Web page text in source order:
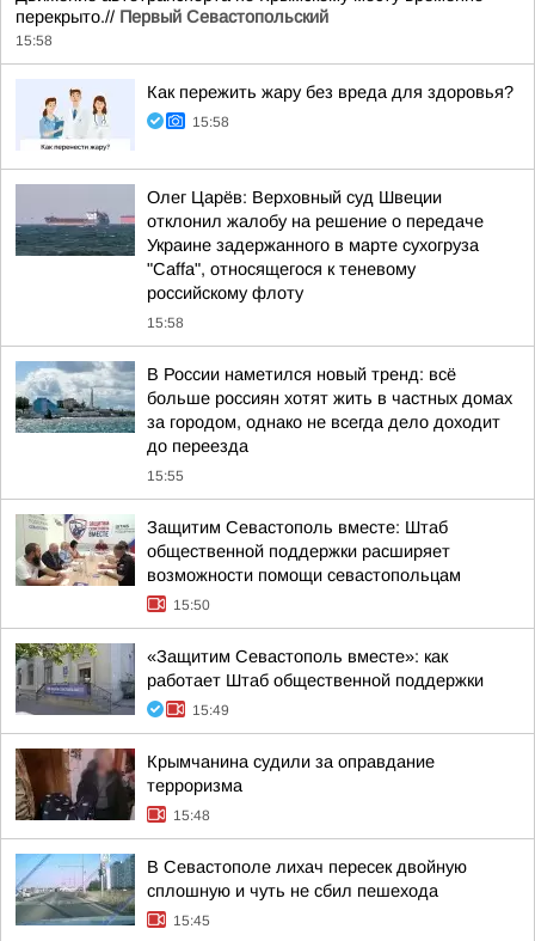
перекрыто.// Первый Севастопольский
15:58
Как пережить жару без вреда для здоровья?
15:58
Олег Царёв: Верховный суд Швеции
отклонил жалобу на решение о передаче
Украине задержанного в марте сухогруза
"Caffa", относящегося к теневому
российскому флоту
15:58
В России наметился новый тренд: всё
больше россиян хотят жить в частных домах
за городом, однако не всегда дело доходит
до переезда
15:55
Защитим Севастополь вместе: Штаб
общественной поддержки расширяет
возможности помощи севастопольцам
15:50
«Защитим Севастополь вместе»: как
работает Штаб общественной поддержки
15:49
Крымчанина судили за оправдание
терроризма
15:48
В Севастополе лихач пересек двойную
сплошную и чуть не сбил пешехода
15:45